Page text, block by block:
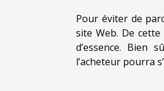
Pour éviter de
site Web. De
d’essence. Bien
l’acheteur pourra